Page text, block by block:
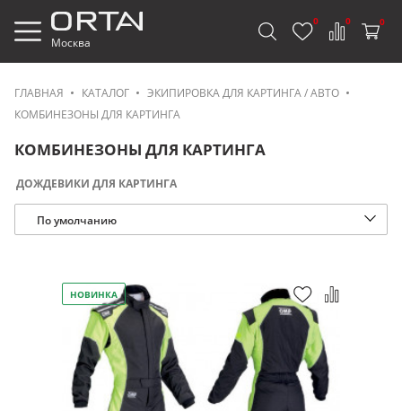
Москва
0 0 0
ГЛАВНАЯ КАТАЛОГ
ЭКИПИРОВКА ДЛЯ КАРТИНГА / АВТО
КОМБИНЕЗОНЫ ДЛЯ КАРТИНГА
КОМБИНЕЗОНЫ ДЛЯ КАРТИНГА
ДОЖДЕВИКИ ДЛЯ КАРТИНГА
По умолчанию
НОВИНКА